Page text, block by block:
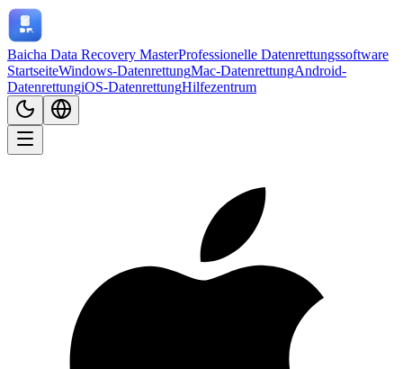
Baicha Data Recovery MasterProfessionelle Datenrettungssoftware
StartseiteWindows-DatenrettungMac-DatenrettungAndroid-
DatenrettungiOS-DatenrettungHilfezentrum